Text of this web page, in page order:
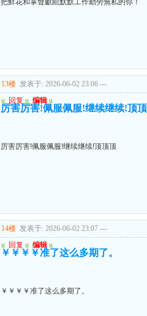
把鮮花和掌聲獻給默默工作勤勞無私的伱！
13楼 发表于: 2026-06-02 23:06 ---
u 回复 u 编辑 u
厉害厉害!佩服佩服!继续继续!顶
厉害厉害!佩服佩服!继续继续!顶顶顶
14楼 发表于: 2026-06-02 23:07 ---
u 回复 u 编辑 u
￥￥￥￥准了这么多期了。
￥￥￥￥准了这么多期了。